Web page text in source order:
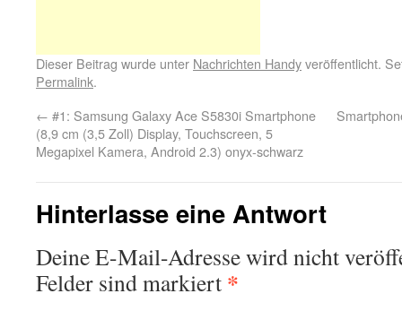
Dieser Beitrag wurde unter Nachrichten Handyveröffentlicht.
Permalink.
← #1: Samsung Galaxy Ace S5830i Smartphone
(8,9 cm (3,5 Zoll) Display, Touchscreen, 5
Megapixel Kamera, Android 2.3) onyx-schwarz
Hinterlasse eine Antwort
Deine E-Mail-Adresse wird nicht
Felder sind markiert *